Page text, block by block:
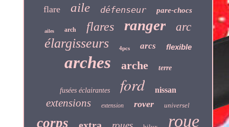
flare aile défenseur pare-chocs
ailes arch flares ranger arc
élargisseurs 4pcs arcs flexible
arches arche terre
fusées éclairantes ford nissan
extensions extension rover universel
corps roue